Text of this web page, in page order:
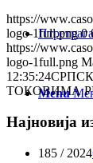
Птретрага
Menu
https://
logo-1full.png 0
https://
logo-1full.png
12:35:24
ТОКОВИМА
Најновија
185 / 2024